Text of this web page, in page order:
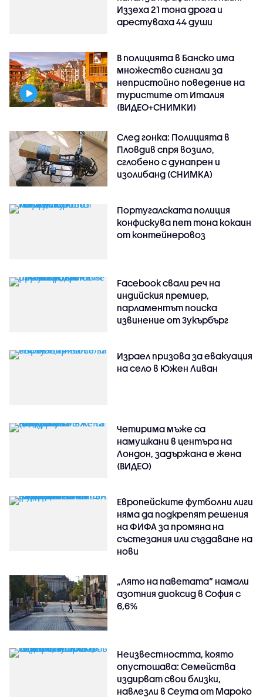
Иззеха 21 тона дрога и
арестуваха 44 души
В полицията в Банско има
множество сигнали за
непристойно поведение на
туристите от Италия
(ВИДЕО+СНИМКИ)
След гонка: Полицията в
Пловдив спря возило,
сглобено с дунапрен и
изолибанд (СНИМКА)
Португалската полиция
конфискува пет тона кокаин
от контейнеровоз
Facebook свали реч на
индийския премиер,
парламентът поиска
извинение от Зукърбърг
Израел призова за евакуация
на село в Южен Ливан
Четирима мъже са
намушкани в центъра на
Лондон, задържана е жена
(ВИДЕО)
Европейските футболни лиги
няма да подкрепят решения
на ФИФА за промяна на
състезания или създаване на
нови
„Лято на паветата“ намали
азотния диоксид в София с
6,6%
Неизвестността, която
опустошава: Семейства
издирват свои близки,
навлезли в Сеута от Мароко